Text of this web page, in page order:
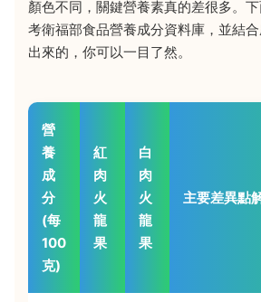
顏色不同，關鍵營養素真的差很多。
考衛福部食品營養成分資料庫，並結
出來的，你可以一目了然。
營
養
成
分
(每
100
克)
紅
肉
火
龍
果
白
肉
火
龍
果
主要差異點